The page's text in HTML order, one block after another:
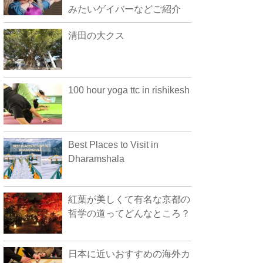
みたいゲイバーなどご紹介
清田の大クス
100 hour yoga ttc in rishikesh
Best Places to Visit in
Dharamshala
紅葉が美しくて有名な京都の
哲学の道ってどんなところ？
日本に近いおすすめの海外カ